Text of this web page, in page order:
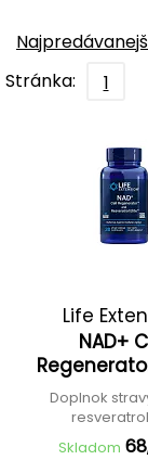
Stránka:
1
Life
NAD+
Doplnok
Skladom